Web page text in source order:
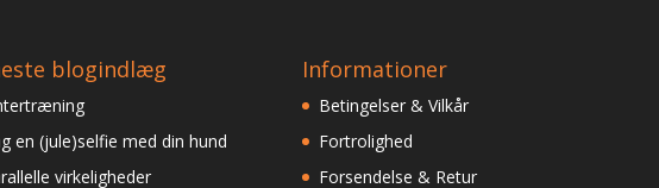
blogindlæg
en (jule)selfie med din hund
virkeligheder
Informationer
Betingelser & Vilkår
Fortrolighed
Forsendelse & Retur